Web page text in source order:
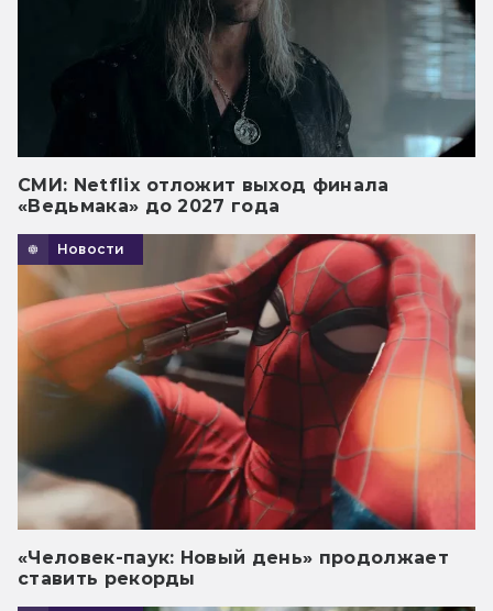
СМИ: Netflix отложит выход финала
«Ведьмака» до 2027 года
Новости
«Человек-паук: Новый день» продолжает
ставить рекорды